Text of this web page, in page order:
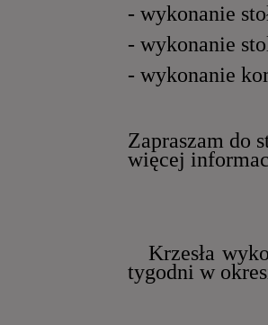
- wykonanie
- wykonanie
- wykonanie
Zapraszam do
więcej
Krzesła
tygodni w